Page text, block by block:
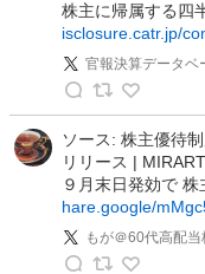
投
稿
官
報
決
株主に帰属する四
isclosure.catr.jp/
官報決算データベ
ソース: 株主優待
リリース |
９月末日発効で
hare.google/
もが＠60代高配